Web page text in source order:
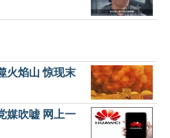
火焰山 惊现末
媒吹嘘 网上一